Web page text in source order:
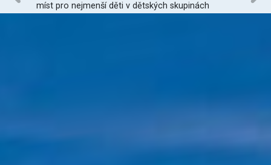
míst pro nejmenší děti v dětských skupinách